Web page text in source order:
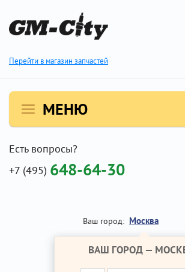
Перейти в магазин запчастей
МЕНЮ
Есть вопросы?
+7 (495) 648-64-30
Ваш город: Москва
ВАШ ГОРОД —